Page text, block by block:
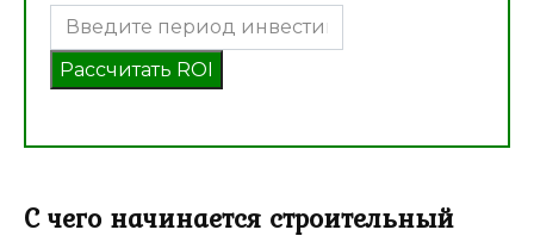
Рассчитать ROI
С чего начинается строительный